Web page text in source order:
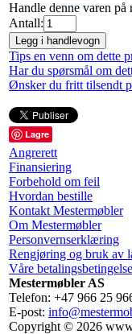
Handle denne varen på
Antall:
Legg i handlevogn
Tips en venn om dette
Har du spørsmål om
Ønsker du fritt tilsendt
Lagre
Angrerett
Finansiering
Forbehold om feil
Hvordan bestille
Kontakt Mestermøbler
Om Mestermøbler
Personvernserklæring
Rengjøring og bruk av
Våre
Mestermøbler AS
Telefon: +47 966 25
E-post:
Copyright © 2026